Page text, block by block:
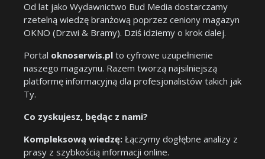
Od lat jako Wydawnictwo Bud Media dostarczamy
rzetelną wiedzę branżową poprzez ceniony magazyn
OKNO (Drzwi & Bramy). Dziś idziemy o krok dalej.
Portal oknoserwis.pl to cyfrowe uzupełnienie
naszego magazynu. Razem tworzą najsilniejszą
platformę informacyjną dla profesjonalistów takich jak
Ty.
Co zyskujesz, będąc z nami?
Kompleksową wiedzę: Łączymy dogłębne analizy z
prasy z szybkością informacji online.